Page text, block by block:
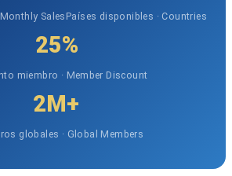
SalesPaíses disponibles · Countries
25%
miembro · Member Discount
2M+
globales · Global Members